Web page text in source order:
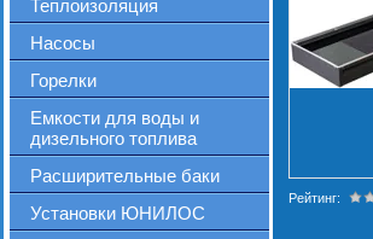
Теплоизоляция
Насосы
Горелки
Емкости для воды и
дизельного топлива
Расширительные баки
Установки ЮНИЛОС
Рейтинг: